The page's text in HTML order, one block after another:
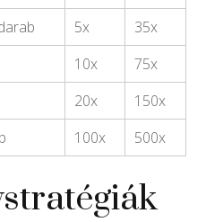
5x
35x
10x
75x
20x
150x
100x 500x